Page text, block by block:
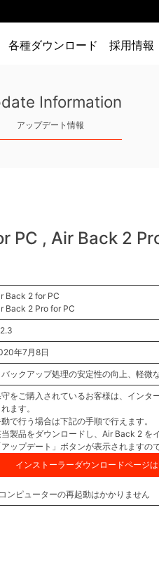
各種ダウンロード 採用情報
Information
アップデート情報
PC , Air Back 2
Back 2 for PC
Back 2 Pro for PC
年7月8日
バックアップ処理の安定性の向上、軽微
をご購入されているお客様は、インタ
ます。
で行う場合は下記の手順で行えます。
製品をダウンロードし、Air Back 2 を
アップデート」ボタンが表示されますの
インストーラーダウンロードページ
ンピューターの再起動はかかりません